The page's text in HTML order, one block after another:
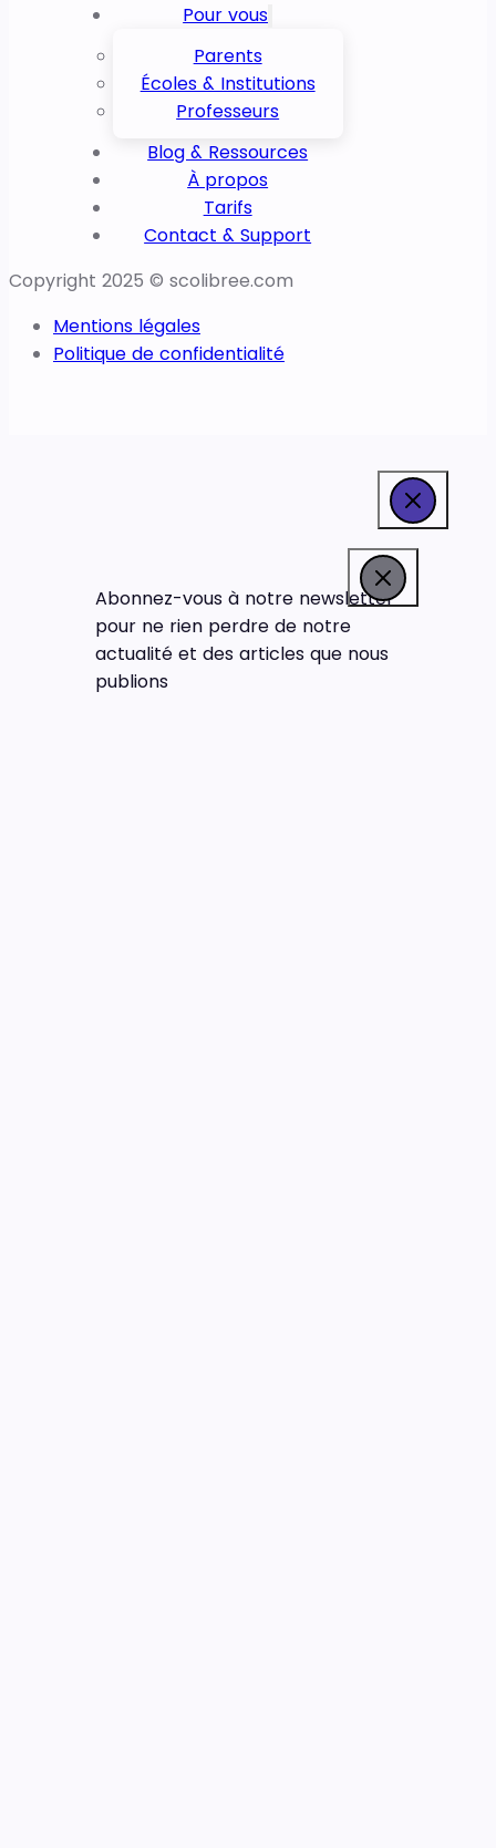
Pour vous
Parents
Écoles & Institutions
Professeurs
Blog & Ressources
À propos
Tarifs
Contact & Support
Copyright 2025 © scolibree.com
Mentions légales
Politique de confidentialité
Abonnez-vous à notre newsletter
pour ne rien perdre de notre
actualité et des articles que nous
publions